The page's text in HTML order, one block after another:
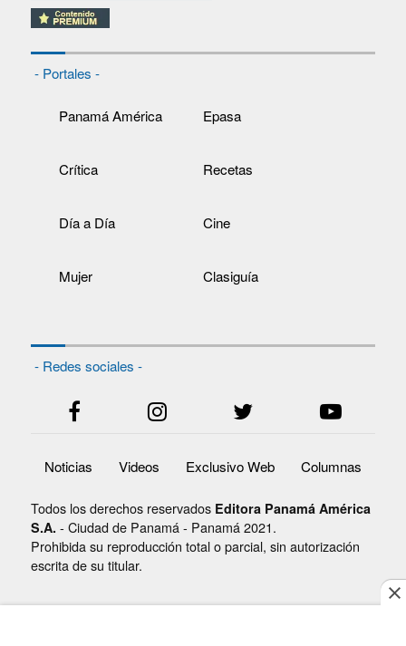
- Portales -
Panamá América Epasa
Crítica Recetas
Día a Día Cine
Mujer Clasiguía
- Redes sociales -
Noticias Videos Exclusivo Web Columnas
Todos los derechos reservados Editora Panamá América
S.A. - Ciudad de Panamá - Panamá 2021.
Prohibida su reproducción total o parcial, sin autorización
escrita de su titular.